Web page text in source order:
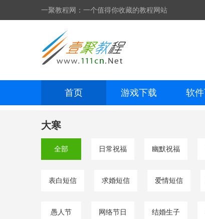
一聚教程网：一个值得你收藏的教程网站
首页 游戏下载 软
网页制作
大寒
全部 日常祝福 幽默祝福
表白短信 求婚短信 爱情短信
愚人节 网络节日 结婚生子